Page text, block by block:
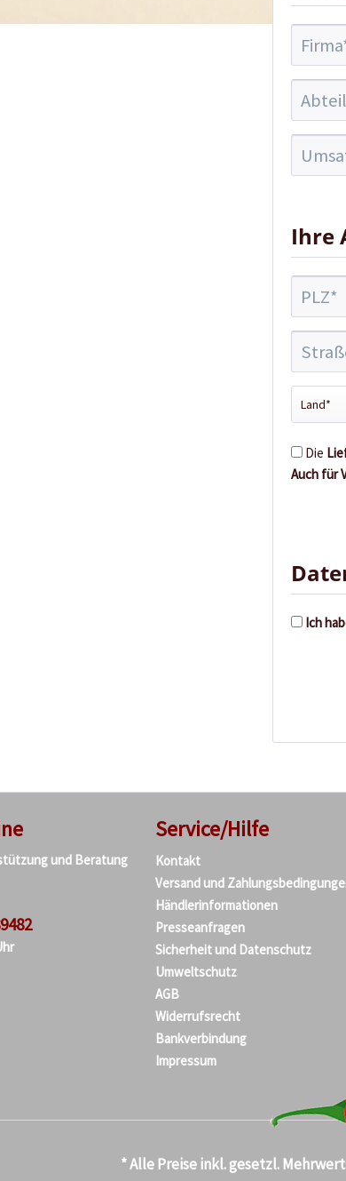
Ihre
Die
Auch für
Ich
und Beratung
Service/Hilfe
Kontakt
Versand und
Händlerinformationen
Presseanfragen
Sicherheit und Datenschutz
Umweltschutz
AGB
Widerrufsrecht
Bankverbindung
Impressum
* Alle Preise inkl. gesetzl.